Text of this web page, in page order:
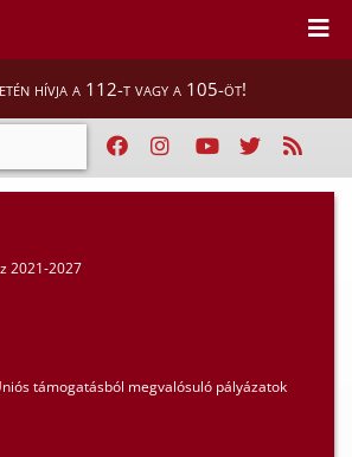
hívja a 112-t vagy a 105-öt!
2021-2027
támogatásból megvalósuló pályázatok